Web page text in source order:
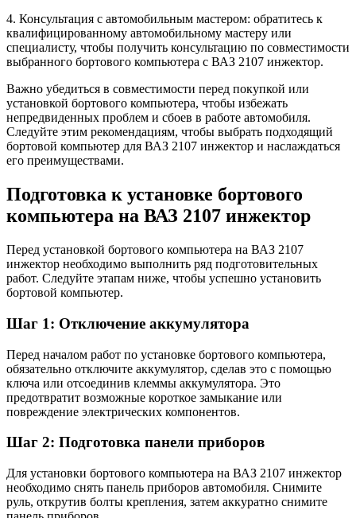
4. Консультация с автомобильным мастером: обратитесь к
квалифицированному автомобильному мастеру или
специалисту, чтобы получить консультацию по совместимости
выбранного бортового компьютера с ВАЗ 2107 инжектор.
Важно убедиться в совместимости перед покупкой или
установкой бортового компьютера, чтобы избежать
непредвиденных проблем и сбоев в работе автомобиля.
Следуйте этим рекомендациям, чтобы выбрать подходящий
бортовой компьютер для ВАЗ 2107 инжектор и наслаждаться
его преимуществами.
Подготовка к установке бортового
компьютера на ВАЗ 2107 инжектор
Перед установкой бортового компьютера на ВАЗ 2107
инжектор необходимо выполнить ряд подготовительных
работ. Следуйте этапам ниже, чтобы успешно установить
бортовой компьютер.
Шаг 1: Отключение аккумулятора
Перед началом работ по установке бортового компьютера,
обязательно отключите аккумулятор, сделав это с помощью
ключа или отсоединив клеммы аккумулятора. Это
предотвратит возможные короткое замыкание или
повреждение электрических компонентов.
Шаг 2: Подготовка панели приборов
Для установки бортового компьютера на ВАЗ 2107 инжектор
необходимо снять панель приборов автомобиля. Снимите
руль, открутив болты крепления, затем аккуратно снимите